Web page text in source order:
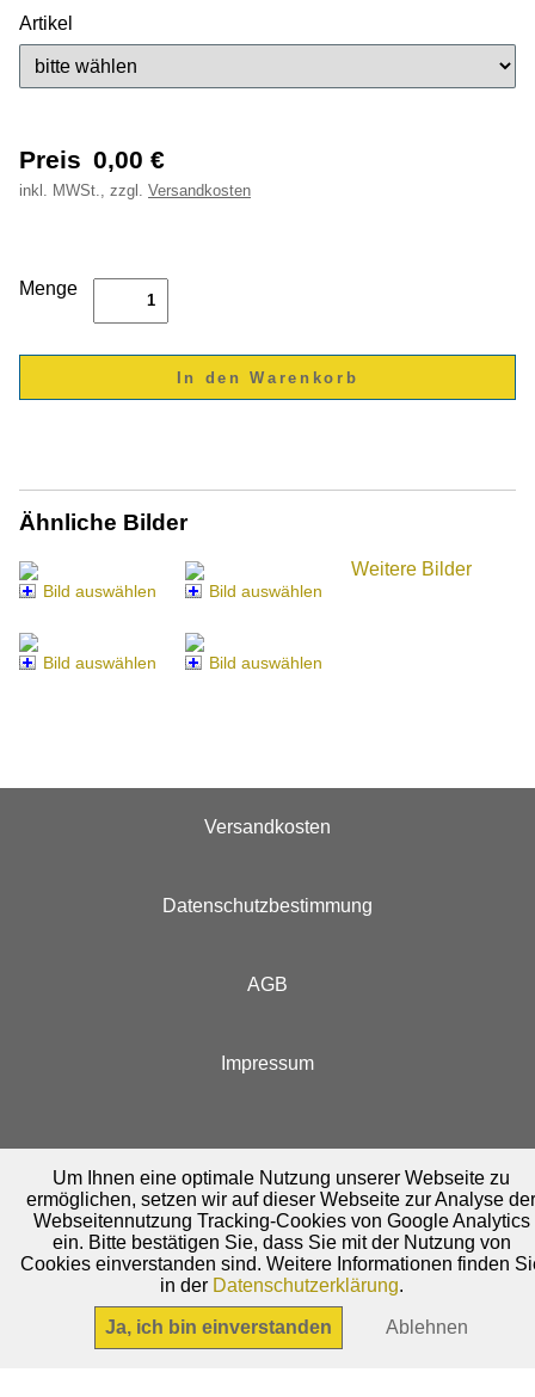
Artikel
Preis 0,00 €
inkl. MWSt., zzgl. Versandkosten
Menge
Ähnliche Bilder
Bild auswählen Bild auswählen
Bild auswählen Bild auswählen
Weitere Bilder
Versandkosten
Datenschutzbestimmung
AGB
Impressum
Um Ihnen eine optimale Nutzung unserer Webseite zu
ermöglichen, setzen wir auf dieser Webseite zur Analyse
Webseitennutzung Tracking-Cookies von Google Analytics
ein. Bitte bestätigen Sie, dass Sie mit der Nutzung von
Cookies einverstanden sind. Weitere Informationen finden
in der Datenschutzerklärung.
Ja, ich bin einverstanden Ablehnen